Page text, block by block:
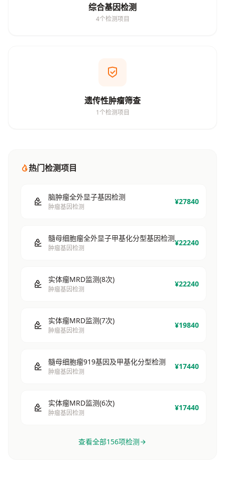
综合基因检测
4个检测项目
遗传性肿瘤筛查
1个检测项目
热门检测项目
脑肿瘤全外显子基因检测
肿瘤基因检测
¥27840
髓母细胞瘤全外显子甲基化分型基因检测
肿瘤基因检测
¥22240
实体瘤MRD监测(8次)
肿瘤基因检测
¥22240
实体瘤MRD监测(7次)
肿瘤基因检测
¥19840
髓母细胞瘤919基因及甲基化分型检测
肿瘤基因检测
¥17440
实体瘤MRD监测(6次)
肿瘤基因检测
¥17440
查看全部156项检测